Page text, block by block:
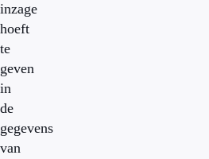
inzage
hoeft
te
geven
in
de
gegevens
van